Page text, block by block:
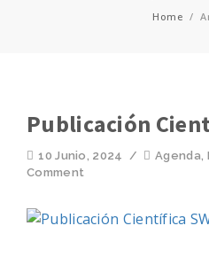
Home /
Publicación
10 Junio, 2024 / Agenda,
Comment